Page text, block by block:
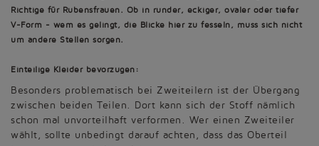
Richtige für Rubensfrauen. Ob in runder, eckiger, ovaler oder tiefer
V-Form - wem es gelingt, die Blicke hier zu fesseln, muss sich nicht
um andere Stellen sorgen.
Einteilige Kleider bevorzugen:
Besonders problematisch bei Zweiteilern ist der Übergang
zwischen beiden Teilen. Dort kann sich der Stoff nämlich
schon mal unvorteilhaft verformen. Wer einen Zweiteiler
wählt, sollte unbedingt darauf achten, dass das Oberteil